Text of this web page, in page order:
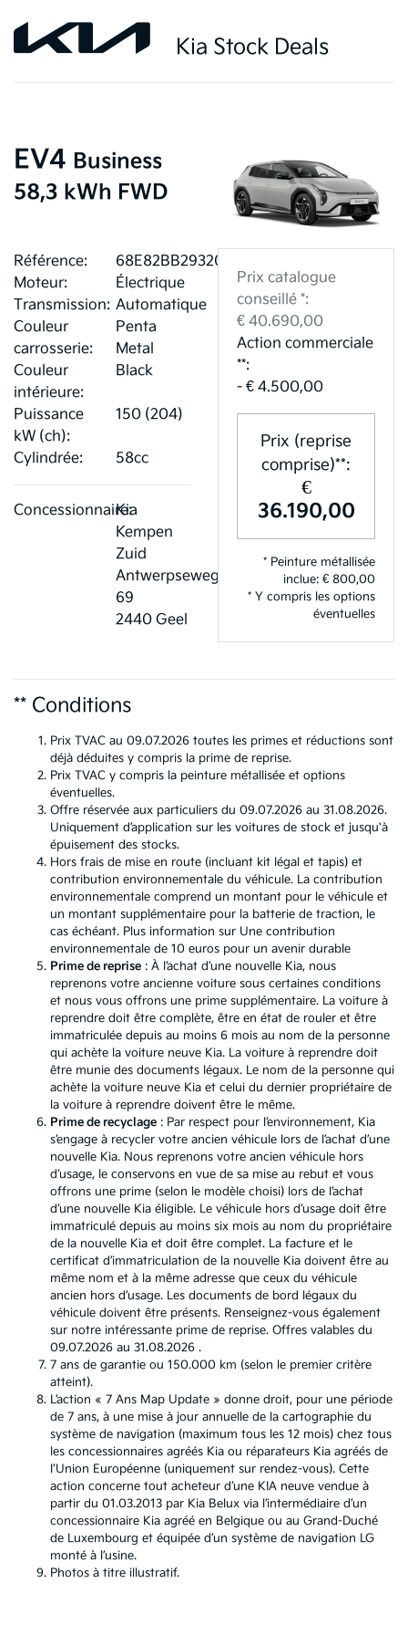
Kia Stock Deals
EV4 Business
58,3 kWh FWD
Référence:
68E82BB29320E
Moteur:
Électrique
Transmission: Automatique
Couleur
carrosserie:
Penta
Metal
Couleur
intérieure:
Black
Puissance
kW (ch):
150 (204)
Cylindrée: 58cc
Concessionnaire:
Kia
Kempen
Zuid
Antwerpseweg
69
2440 Geel
Prix catalogue
conseillé *:
€ 40.690,00
Action commerciale
**:
- € 4.500,00
Prix (reprise
comprise)**:
€
36.190,00
* Peinture métallisée
inclue: € 800,00
* Y compris les options
éventuelles
** Conditions
Prix TVAC au 09.07.2026 toutes les primes et réductions sont
déjà déduites y compris la prime de reprise.
Prix TVAC y compris la peinture métallisée et options
éventuelles.
Offre réservée aux particuliers du 09.07.2026 au 31.08.2026.
Uniquement d’application sur les voitures de stock et jusqu'à
épuisement des stocks.
Hors frais de mise en route (incluant kit légal et tapis) et
contribution environnementale du véhicule. La contribution
environnementale comprend un montant pour le véhicule et
un montant supplémentaire pour la batterie de traction, le
cas échéant. Plus information sur Une contribution
environnementale de 10 euros pour un avenir durable
Prime de reprise : À l’achat d’une nouvelle Kia, nous
reprenons votre ancienne voiture sous certaines conditions
et nous vous offrons une prime supplémentaire. La voiture à
reprendre doit être complète, être en état de rouler et être
immatriculée depuis au moins 6 mois au nom de la personne
qui achète la voiture neuve Kia. La voiture à reprendre doit
être munie des documents légaux. Le nom de la personne qui
achète la voiture neuve Kia et celui du dernier propriétaire de
la voiture à reprendre doivent être le même.
Prime de recyclage : Par respect pour l’environnement, Kia
s’engage à recycler votre ancien véhicule lors de l’achat d’une
nouvelle Kia. Nous reprenons votre ancien véhicule hors
d’usage, le conservons en vue de sa mise au rebut et vous
offrons une prime (selon le modèle choisi) lors de l’achat
d’une nouvelle Kia éligible. Le véhicule hors d’usage doit être
immatriculé depuis au moins six mois au nom du propriétaire
de la nouvelle Kia et doit être complet. La facture et le
certificat d’immatriculation de la nouvelle Kia doivent être au
même nom et à la même adresse que ceux du véhicule
ancien hors d’usage. Les documents de bord légaux du
véhicule doivent être présents. Renseignez-vous également
sur notre intéressante prime de reprise. Offres valables du
09.07.2026 au 31.08.2026 .
7 ans de garantie ou 150.000 km (selon le premier critère
atteint).
L’action « 7 Ans Map Update » donne droit, pour une période
de 7 ans, à une mise à jour annuelle de la cartographie du
système de navigation (maximum tous les 12 mois) chez tous
les concessionnaires agréés Kia ou réparateurs Kia agréés de
l’Union Européenne (uniquement sur rendez-vous). Cette
action concerne tout acheteur d’une KIA neuve vendue à
partir du 01.03.2013 par Kia Belux via l’intermédiaire d’un
concessionnaire Kia agréé en Belgique ou au Grand-Duché
de Luxembourg et équipée d’un système de navigation LG
monté à l’usine.
Photos à titre illustratif.